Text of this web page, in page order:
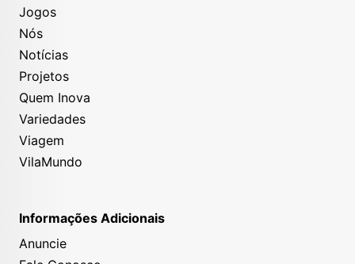
Jogos
Nós
Notícias
Projetos
Quem Inova
Variedades
Viagem
VilaMundo
Informações Adicionais
Anuncie